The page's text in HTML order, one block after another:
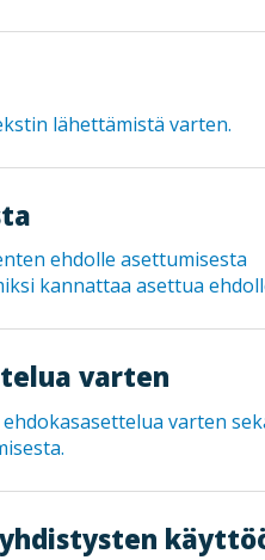
lähettämistä varten.
ehdolle asettumisesta
kannattaa asettua
varten
varten